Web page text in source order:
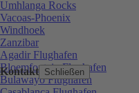
Kontakt Schließen
Umhlanga Rocks
Vacoas-Phoenix
Windhoek
Zanzibar
Agadir Flughafen
Bloemfontein Flughafen
Bulawayo Flughafen